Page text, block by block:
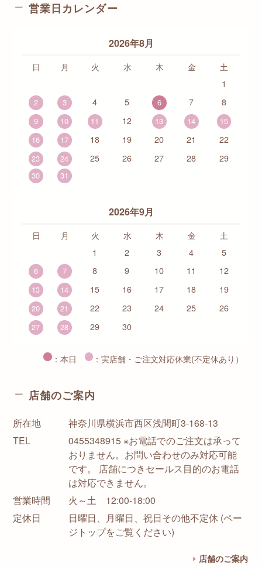
営業日カレンダー
2026年8月
日 月 火 水 木 金
土
1
2 3 4 5 6 7 8
9 10 11 12 13 14
15
16
17 18 19 20 21 22
23 24 25 26 27 28 29
30 31
2026年9月
日 月 火 水 木 金
土
1
2 3 4 5
6 7 8 9 10 11 12
13 14 15 16 17 18 19
20 21 22 23 24 25 26
27 28 29 30
：本日 ：実店舗・ご注文対応休業(不定休あり）
店舗のご案内
所在地
神奈川県横浜市西区浅間町3-168-13
TEL
0455348915 ※お電話でのご注文は承って
おりません。お問い合わせのみ対応可能
です。 店舗につきセールス目的のお電話
は対応できません。
営業時間
火～土 12:00-18:00
定休日
日曜日、月曜日、祝日その他不定休 (ペー
ジトップをご覧ください)
店舗のご案内